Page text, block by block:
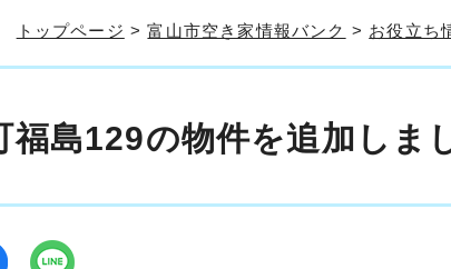
トップページ >富山市空き家情報バンク > お役立ち
福島129の物件を追加しま